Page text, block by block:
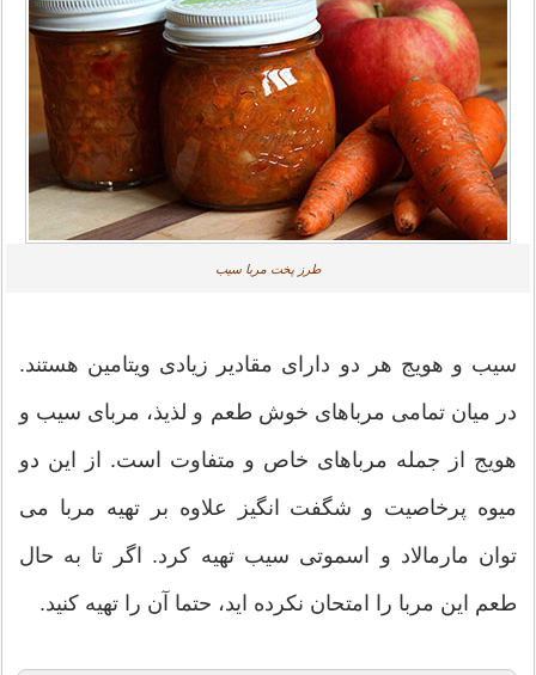
طرز پخت مربا سیب
سیب و هویج هر دو دارای مقادیر زیادی ویتامین هستند.
در میان تمامی مرباهای خوش طعم و لذیذ، مربای سیب و
هویج از جمله مرباهای خاص و متفاوت است. از این دو
میوه پرخاصیت و شگفت انگیز علاوه بر تهیه مربا می
توان مارمالاد و اسموتی سیب تهیه کرد. اگر تا به حال
طعم این مربا را امتحان نکرده ‌اید، حتما آن را تهیه کنید.